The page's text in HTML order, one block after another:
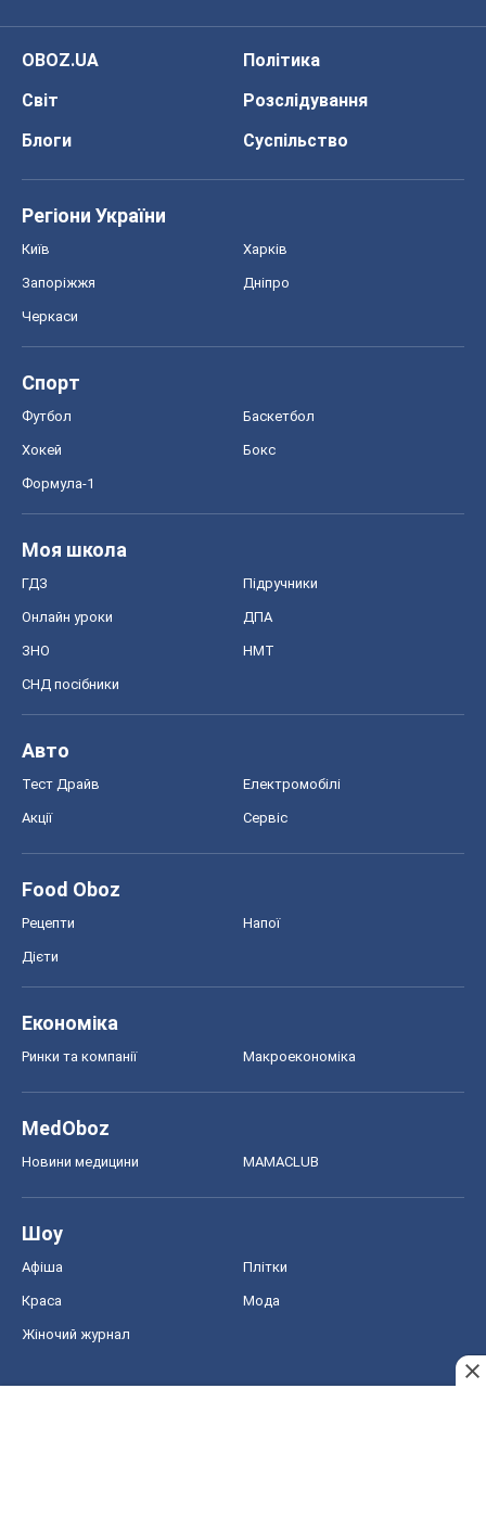
OBOZ.UA
Політика
Світ
Розслідування
Блоги
Суспільство
Регіони України
Київ Харків
Запоріжжя Дніпро
Черкаси
Спорт
Футбол Баскетбол
Хокей Бокс
Формула-1
Моя школа
ГДЗ Підручники
Онлайн уроки ДПА
ЗНО НМТ
СНД посібники
Авто
Тест Драйв Електромобілі
Акції Сервіс
Food Oboz
Рецепти Напої
Дієти
Економіка
Ринки та компанії Макроекономіка
MedOboz
Новини медицини MAMACLUB
Шоу
Афіша Плітки
Краса Мода
Жіночий журнал